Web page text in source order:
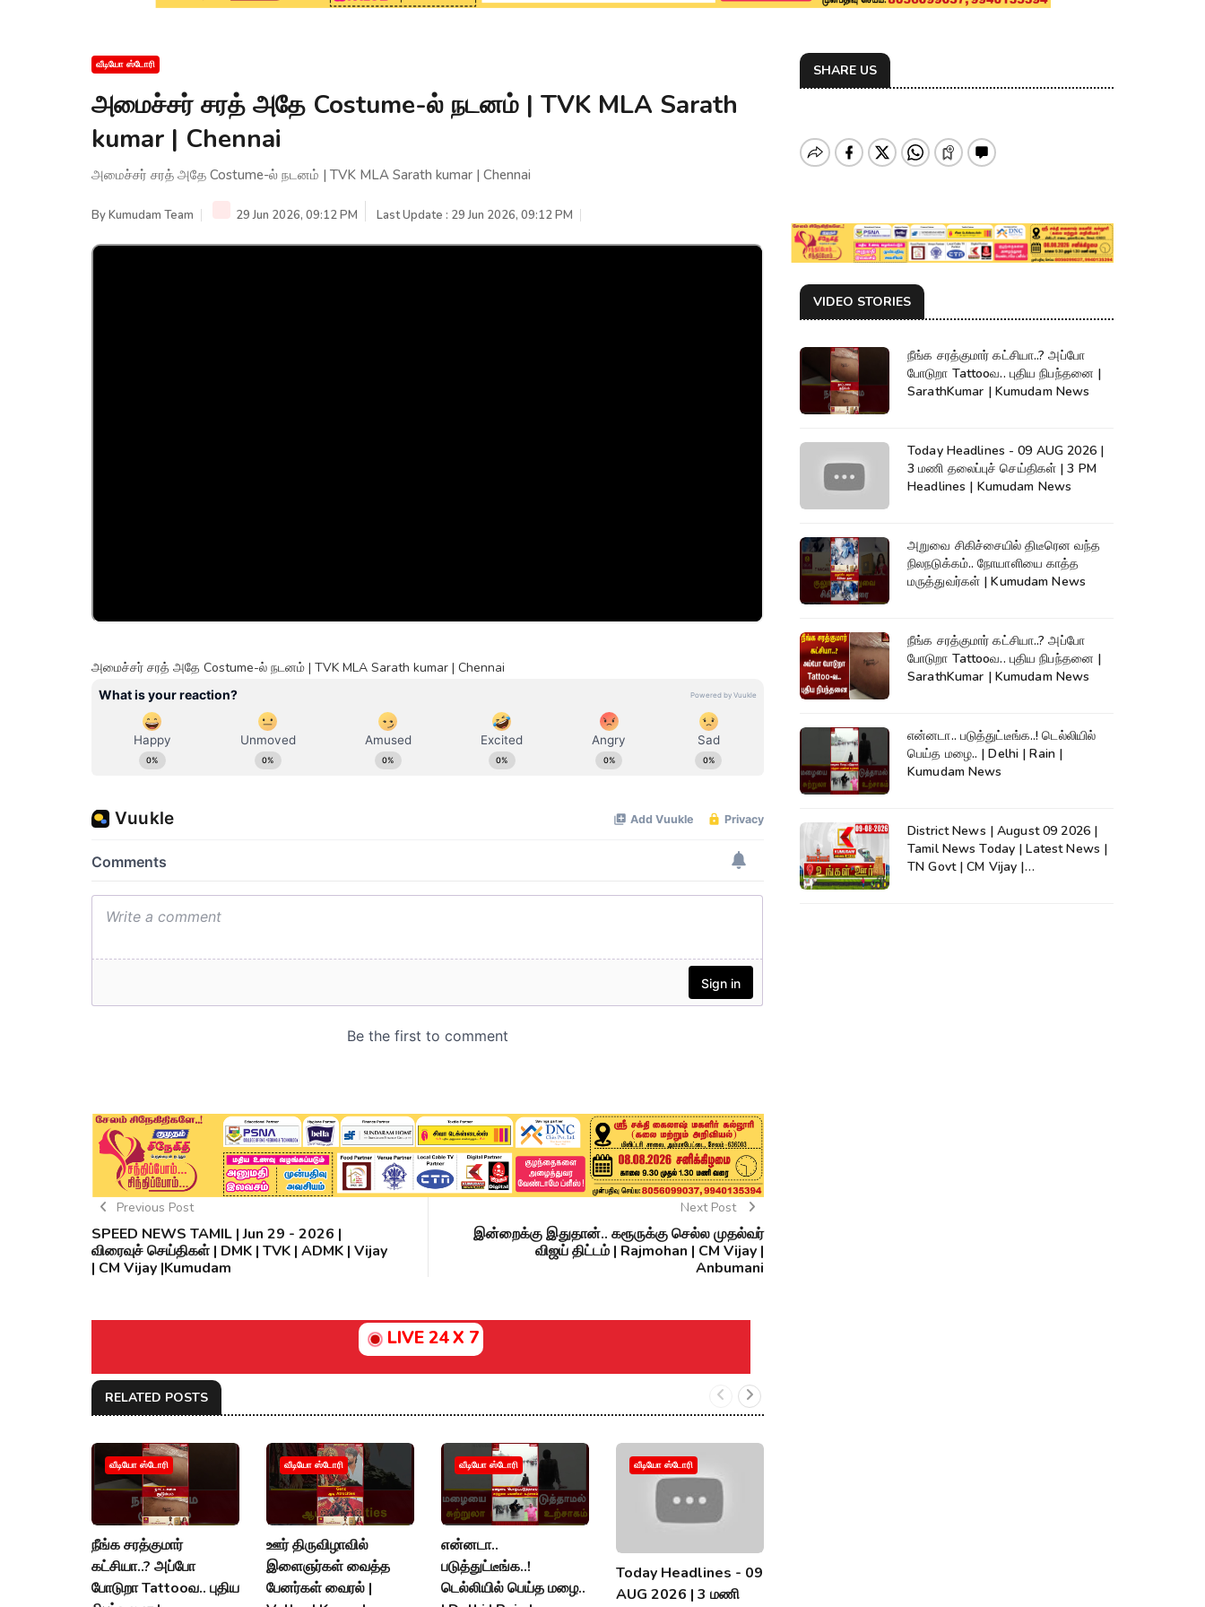
வீடியோ ஸ்டோரி
அமைச்சர் சரத் அதே Costume-ல் நடனம் | TVK MLA Sarath
kumar | Chennai
அமைச்சர் சரத் அதே Costume-ல் நடனம் | TVK MLA Sarath kumar | Chennai
ByKumudam Team 29 Jun 2026, 09:12 PM Last Update : 29 Jun 2026, 09:12 PM
அமைச்சர் சரத் அதே Costume-ல் நடனம் | TVK MLA Sarath kumar | Chennai
Previous Post
SPEED NEWS TAMIL | Jun 29 - 2026 |
விரைவுச் செய்திகள் | DMK | TVK | ADMK | Vijay
| CM Vijay |Kumudam
Next Post
இன்றைக்கு இதுதான்.. கரூருக்கு செல்ல முதல்வர்
விஜய் திட்டம் | Rajmohan | CM Vijay |
Anbumani
LIVE 24 X 7
RELATED POSTS
வீடியோ ஸ்டோரி
நீங்க சரத்குமார்
கட்சியா..? அப்போ
போடுறா Tattooவ.. புதிய
வீடியோ ஸ்டோரி
ஊர் திருவிழாவில்
இளைஞர்கள் வைத்த
பேனர்கள் வைரல் |
வீடியோ ஸ்டோரி
என்னடா..
படுத்துட்டீங்க..!
டெல்லியில் பெய்த மழை..
வீடியோ ஸ்டோரி
Today Headlines - 09
AUG 2026 | 3 மணி
SHARE US
VIDEO STORIES
நீங்க சரத்குமார் கட்சியா..? அப்போ
போடுறா Tattooவ.. புதிய நிபந்தனை |
SarathKumar | Kumudam News
Today Headlines - 09 AUG 2026 |
3 மணி தலைப்புச் செய்திகள் | 3 PM
Headlines | Kumudam News
அறுவை சிகிச்சையில் திடீரென வந்த
நிலநடுக்கம்.. நோயாளியை காத்த
மருத்துவர்கள் | Kumudam News
நீங்க சரத்குமார் கட்சியா..? அப்போ
போடுறா Tattooவ.. புதிய நிபந்தனை |
SarathKumar | Kumudam News
என்னடா.. படுத்துட்டீங்க..! டெல்லியில்
பெய்த மழை.. | Delhi | Rain |
Kumudam News
District News | August 09 2026 |
Tamil News Today | Latest News |
TN Govt | CM Vijay |